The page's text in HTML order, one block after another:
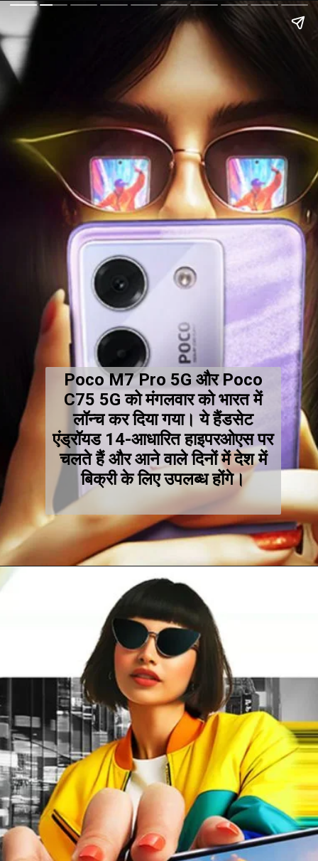
Poco M7 Pro 5G और Poco
C75 5G को मंगलवार को भारत में
लॉन्च कर दिया गया। ये हैंडसेट
एंड्रॉयड 14-आधारित हाइपरओएस पर
चलते हैं और आने वाले दिनों में देश में
बिक्री के लिए उपलब्ध होंगे।